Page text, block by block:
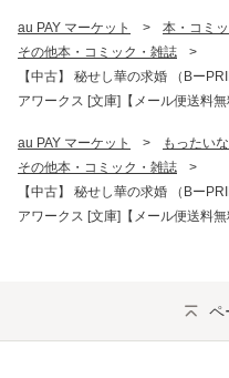
au PAY マーケット > 本・コミ
その他本・コミック・雑誌
>
【中古】 秘せし華の求婚 （Bー
アワークス [文庫]【メール便送料無
au PAY マーケット > もったい
その他本・コミック・雑誌
>
【中古】 秘せし華の求婚 （Bー
アワークス [文庫]【メール便送料無
ペ